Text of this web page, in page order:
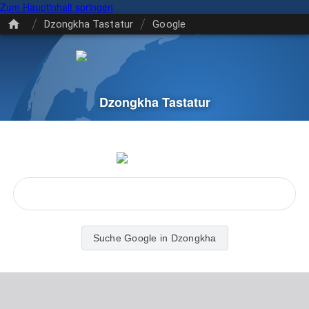
Zum Hauptinhalt springen
/ Dzongkha Tastatur / Google
Dzongkha Tastatur
Suche Google in Dzongkha